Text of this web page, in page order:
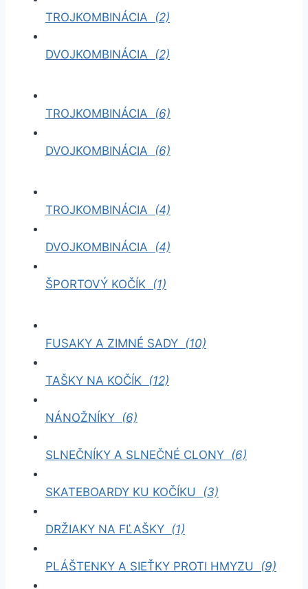
TROJKOMBINÁCIA (2)
DVOJKOMBINÁCIA (2)
TROJKOMBINÁCIA (6)
DVOJKOMBINÁCIA (6)
TROJKOMBINÁCIA (4)
DVOJKOMBINÁCIA (4)
ŠPORTOVÝ KOČÍK (1)
FUSAKY A ZIMNÉ SADY (10)
TAŠKY NA KOČÍK (12)
NÁNOŽNÍKY (6)
SLNEČNÍKY A SLNEČNÉ CLONY (6)
SKATEBOARDY KU KOČÍKU (3)
DRŽIAKY NA FĽAŠKY (1)
PLÁŠTENKY A SIEŤKY PROTI HMYZU (9)